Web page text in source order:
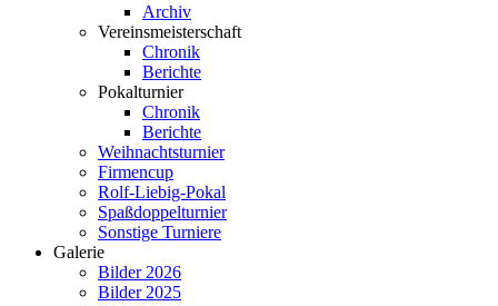
Archiv
Vereinsmeisterschaft
Chronik
Berichte
Pokalturnier
Chronik
Berichte
Weihnachtsturnier
Firmencup
Rolf-Liebig-Pokal
Spaßdoppelturnier
Sonstige Turniere
Galerie
Bilder 2026
Bilder 2025